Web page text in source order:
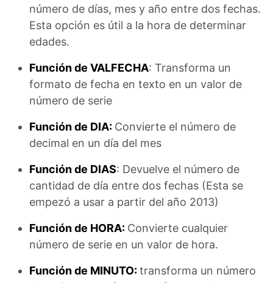
número de días, mes y año entre dos fechas.
Esta opción es útil a la hora de determinar
edades.
Función de VALFECHA: Transforma un
formato de fecha en texto en un valor de
número de serie
Función de DIA: Convierte el número de
decimal en un día del mes
Función de DIAS: Devuelve el número de
cantidad de día entre dos fechas (Esta se
empezó a usar a partir del año 2013)
Función de HORA: Convierte cualquier
número de serie en un valor de hora.
Función de MINUTO:transforma un número